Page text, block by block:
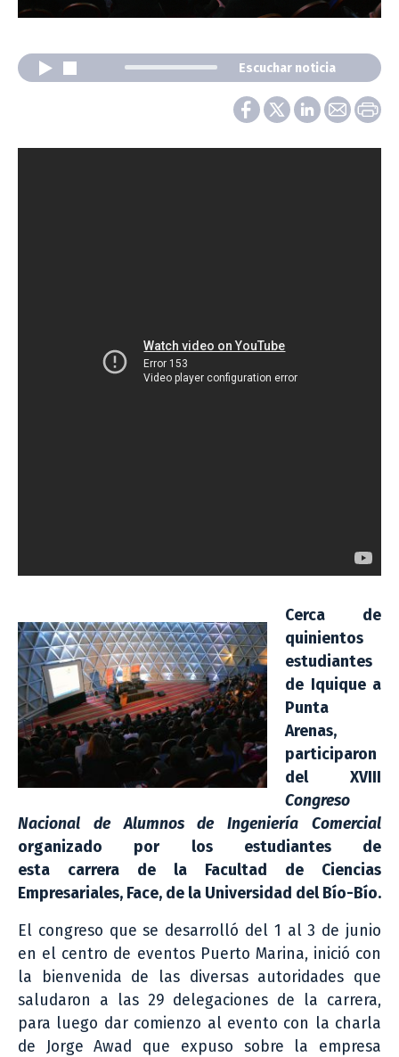
Escuchar noticia
Cerca de
quinientos
estudiantes
de Iquique a
Punta
Arenas,
participaron
del XVIII
Congreso
Nacional de Alumnos de Ingeniería Comercial
organizado por los estudiantes de
esta carrera de la Facultad de Ciencias
Empresariales, Face, de la Universidad del Bío-Bío.
El congreso que se desarrolló del 1 al 3 de junio
en el centro de eventos Puerto Marina, inició con
la bienvenida de las diversas autoridades que
saludaron a las 29 delegaciones de la carrera,
para luego dar comienzo al evento con la charla
de Jorge Awad que expuso sobre la empresa